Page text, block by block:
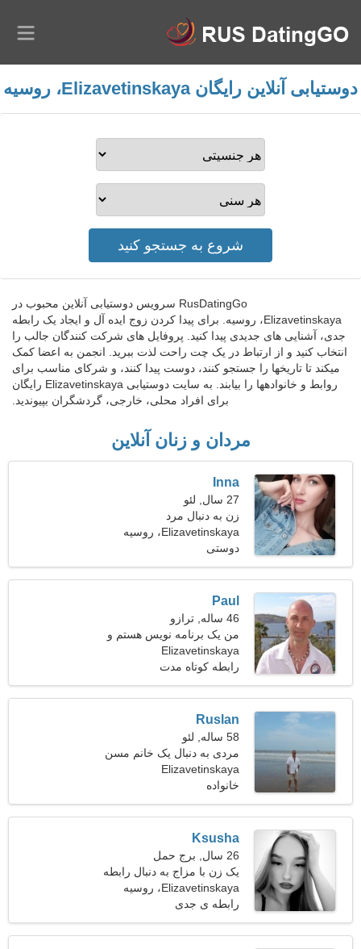
دوستیابی آنلاین رایگان Elizavetinskaya، روسیه
RusDatingGo سرویس دوستیابی آنلاین محبوب در
Elizavetinskaya، روسیه. برای پیدا کردن زوج ایده آل و ایجاد یک رابطه
جدی، آشنایی های جدیدی پیدا کنید. پروفایل های شرکت کنندگان جالب را
انتخاب کنید و از ارتباط در یک چت راحت لذت ببرید. انجمن به اعضا کمک
میکند تا تاریخها را جستجو کنند، دوست پیدا کنند، و شرکای مناسب برای
روابط و خانوادهها را بیابند. به سایت دوستیابی Elizavetinskaya رایگان
برای افراد محلی، خارجی، گردشگران بپیوندید.
مردان و زنان آنلاین
Inna
27 سال, لئو
زن به دنبال مرد
Elizavetinskaya، روسیه
دوستی
Paul
46 ساله, ترازو
من یک برنامه نویس هستم و
به دنبال یک زن مهربان هستم
Elizavetinskaya
رابطه کوتاه مدت
Ruslan
58 ساله, لئو
مردی به دنبال یک خانم مسن
50-54
Elizavetinskaya
خانواده
Ksusha
26 سال, برج حمل
یک زن با مزاج به دنبال رابطه
است
Elizavetinskaya، روسیه
رابطه ی جدی